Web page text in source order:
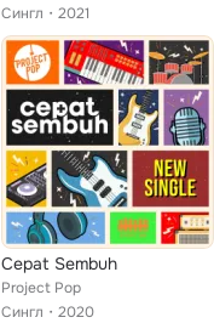
Сингл
2021
Cepat Sembuh
Project Pop
Сингл
2020